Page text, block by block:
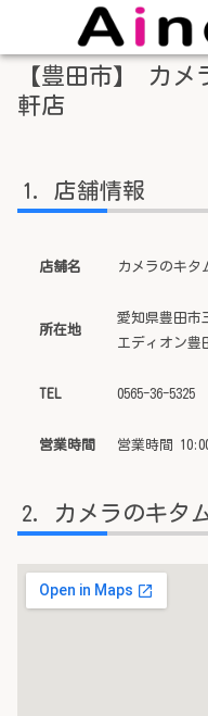
【豊田市】 カ
軒店
店舗情報
店舗名 カメラのキタ
所在地
愛知県豊田市
エディオン豊
TEL 0565-36-5325
営業時間 営業時間
カメラのキタ